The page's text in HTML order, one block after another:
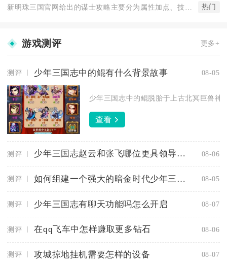
新明珠三国官网给出的谋士攻略主要分为属性加点、技能分配、装备... 热门
游戏测评 更多+
测评 少年三国志中的鲲有什么背景故事 08-05
少年三国志中的鲲脱胎于上古北冥巨兽神
查看
测评 少年三国志赵云和张飞哪位更具领导才能 08-06
测评 如何组建一个强大的暗金时代少年三国志阵容 08-05
测评 少年三国志有聊天功能吗怎么开启 08-07
测评 在qq飞车中怎样赚取更多钻石 08-06
测评 攻城掠地挂机需要怎样的设备 08-07